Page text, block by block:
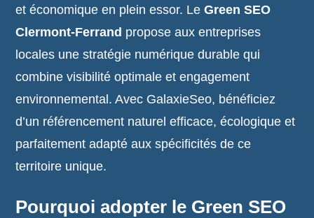
et économique en plein essor. LeGreen SEO
Clermont-Ferrand propose aux entreprises
locales une stratégie numérique durable qui
combine visibilité optimale et engagement
environnemental. Avec GalaxieSeo, bénéficiez
d’un référencement naturel efficace, écologique et
parfaitement adapté aux spécificités de ce
territoire unique.
Pourquoi adopter le Green SEO